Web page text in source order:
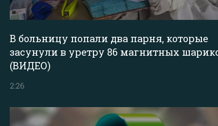
В больницу попали два парня, которые
засунули в уретру 86 магнитных
(ВИДЕО)
2:26